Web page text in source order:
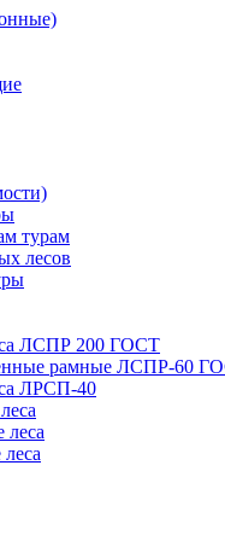
турам
лесов
ЛСПР 200 ГОСТ
рамные ЛСПР-60
ЛРСП-40
леса